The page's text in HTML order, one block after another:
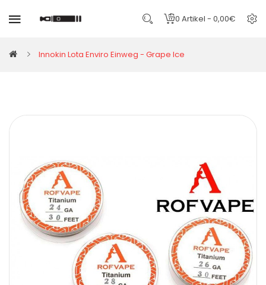
0 Artikel - 0,00€
Innokin Lota Enviro Einweg - Grape Ice